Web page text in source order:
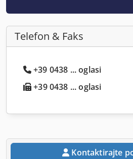
Telefon & Faks
+39 0438 ... oglasi
+39 0438 ... oglasi
Kontaktirajte